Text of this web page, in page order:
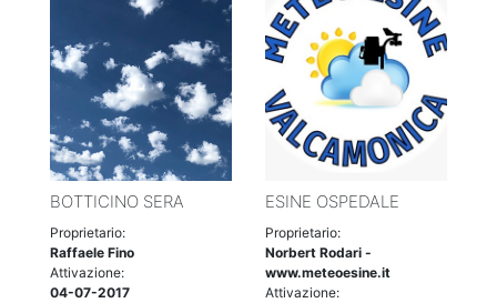
BOTTICINO SERA
Proprietario:
Raffaele Fino
Attivazione:
04-07-2017
ESINE OSPEDALE
Proprietario:
Norbert Rodari -
www.meteoesine.it
Attivazione: